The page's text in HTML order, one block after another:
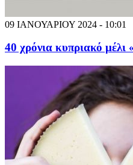
09 ΙΑΝΟΥΑΡΙΟΥ 2024 - 10:01
40 χρόνια κυπριακό